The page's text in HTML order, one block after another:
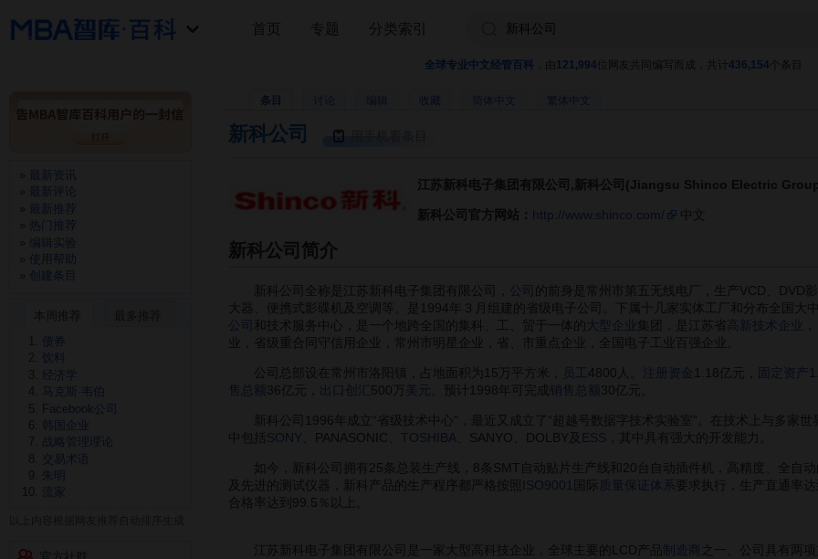
全球专业中文经管百科 121,994 位网友共同编写而成，共计 436,154 个条目
条目 收藏
新科公司
江苏新科电子集团有限公司,新科公司(Jiangsu Shinco Electric
新科公司官方网站： http://www.shinco.com/ 中文
新科公司简介
新科公司全称是江苏新科电子集团有限公司， 公司 的前身是常州市第五无线电厂，生产VCD、DVD
大器、便携式影碟机及空调等。是1994年３月组建的省级电子公司。下属十几家实体工厂和分布全国大
公司
和技术服务中心，是一个地跨全国的集科、工、贸于一体的 大型企业 集团，是江苏省 高新技术企业
业，省级重合同守信用企业，常州市明星企业，省、市重点企业，全国电子工业百强企业。
公司总部设在常州市洛阳镇，占地面积为15万平方米， 员工 4800人。 注册资金 1.18亿元， 固定资产
售总额 36亿元， 出口创汇 500万 美元 。预计1998年可完成销售总额 30亿元。
新科公司1996年成立“省级技术中心”，最近又成立了“超越号数据字技术实验室”。在技术上与多家世
中包括 SONY 、PANASONIC、 TOSHIBA 、SANYO、DOLBY及 ESS ，其中具有强大的开发能力。
如今，新科公司拥有25条总装生产线，8条SMT自动贴片生产线和20台自动插件机，高精度、全自动
及先进的测试仪器，新科产品的生产程序都严格按照
ISO9001 国际 质量保证体系 要求执行，生产直通率
合格率达到99.5％以上。
江苏新科电子集团有限公司是一家大型高科技企业，全球主要的LCD产品 制造商 之一。公司具有两项
首页 专题 分类索引
最新资讯
最新评论
最新推荐
热门推荐
编辑实验
使用帮助
创建条目
债券
饮料
经济学
马克斯·韦伯
Facebook公司
韩国企业
战略管理理论
交易术语
朱明
流家